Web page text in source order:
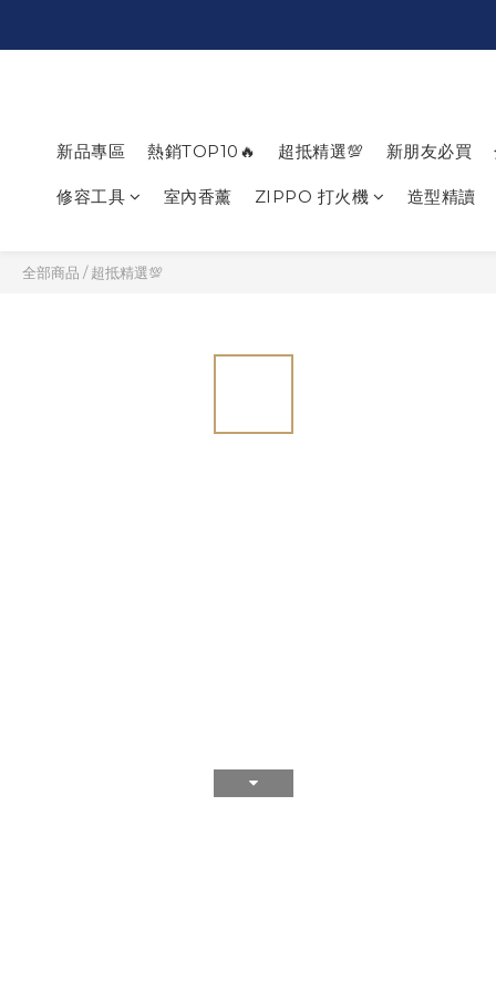
新品專區 熱銷TOP10🔥 超抵精選💯 新朋友必買
修容工具 室內香薰 ZIPPO 打火機 造型精讀
全部商品 /超抵精選💯